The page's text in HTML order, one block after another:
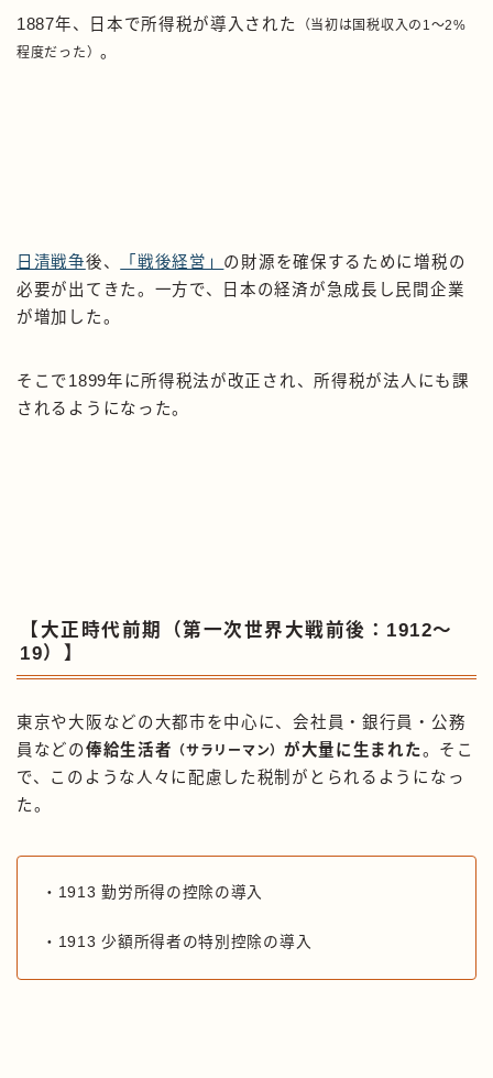
1887年、日本で所得税が導入された
（当初は国税収入の1〜2%
程度だった）。
日清戦争後、 「戦後経営」 の財源を確保するために増税の
必要が出てきた。一方で、日本の経済が急成長し民間企業
が増加した。
そこで1899年に所得税法が改正され、所得税が法人にも課
されるようになった。
【大正時代前期（第一次世界大戦前後：1912〜
19）】
東京や大阪などの大都市を中心に、会社員・銀行員・公務
員などの俸給生活者 （サラリーマン） が大量に生まれた。そこ
で、このような人々に配慮した税制がとられるようになっ
た。
・1913 勤労所得の控除の導入
・1913 少額所得者の特別控除の導入